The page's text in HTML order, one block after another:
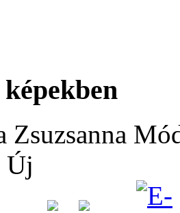
Zsuzsanna